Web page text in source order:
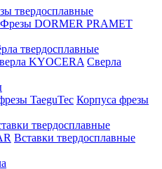
твердосплавные
Фрезы DORMER PRAMET
твердосплавные
KYOCERA Сверла
TaeguTec Корпуса фрезы
твердосплавные
Вставки твердосплавные